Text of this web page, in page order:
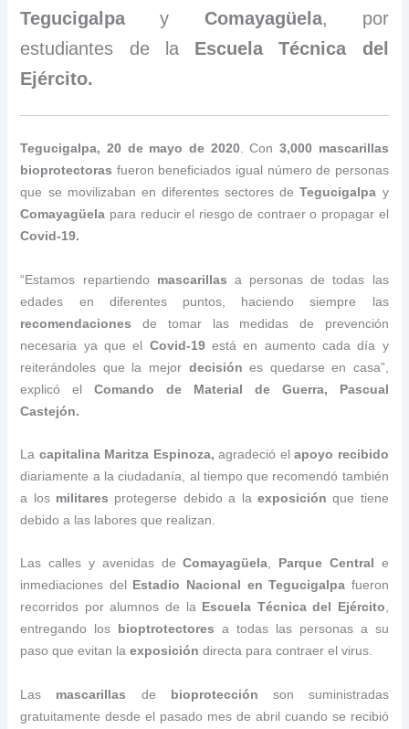
Tegucigalpay Comayagüela, por
estudiantes de la Escuela Técnica del
Ejército.
Tegucigalpa, 20 de mayo de 2020. Con 3,000 mascarillas
bioprotectoras fueron beneficiados igual número de personas
que se movilizaban en diferentes sectores deTegucigalpa y
Comayagüela para reducir el riesgo de contraer o propagar el
Covid-19.
“Estamos repartiendo mascarillas a personas de todas las
edades en diferentes puntos, haciendo siempre las
recomendaciones de tomar las medidas de prevención
necesaria ya que el Covid-19está en aumento cada día y
reiterándoles que la mejor decisión es quedarse en casa”,
explicó elComando de Material de Guerra, Pascual
Castejón.
La capitalina Maritza Espinoza, agradeció elapoyo recibido
diariamente a la ciudadanía, al tiempo que recomendó también
a los militares protegerse debido a la exposición que tiene
debido a las labores que realizan.
Las calles y avenidas deComayagüela, Parque Central e
inmediaciones del Estadio Nacional en Tegucigalpa fueron
recorridos por alumnos de la Escuela Técnica del Ejército,
entregando los bioptrotectores a todas las personas a su
paso que evitan laexposición directa para contraer el virus.
Las mascarillas de bioprotección son suministradas
gratuitamente desde el pasado mes de abril cuando se recibió